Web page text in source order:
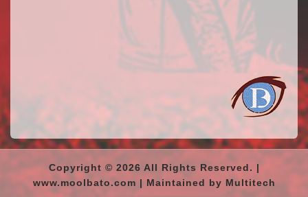
Copyright © 2026 All Rights Reserved. |
www.moolbato.com | Maintained by Multitech